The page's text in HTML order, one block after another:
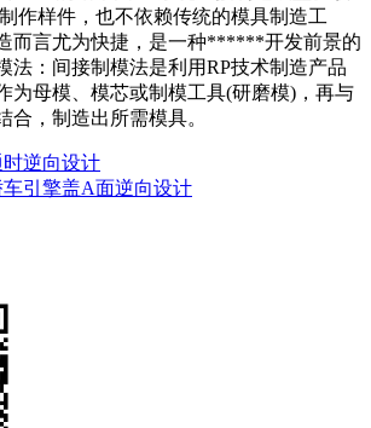
作样件，也不依赖传统的模具制造工
而言尤为快捷，是一种******开发前景的
法：间接制模法是利用RP技术制造产品
为母模、模芯或制模工具(研磨模)，再与
合，制造出所需模具。
时逆向设计
车引擎盖A面逆向设计